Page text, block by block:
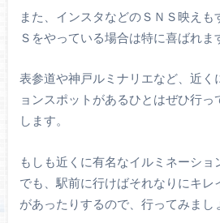
また、インスタなどのＳＮＳ映えも
Ｓをやっている場合は特に喜ばれま
表参道や神戸ルミナリエなど、近く
ョンスポットがあるひとはぜひ行っ
します。
もしも近くに有名なイルミネーショ
でも、駅前に行けばそれなりにキレ
があったりするので、行ってみまし